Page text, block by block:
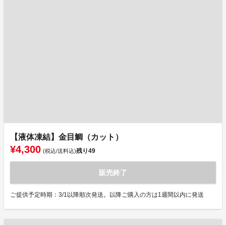
【液体凍結】金目鯛（カット）
¥4,300 (税込/送料込)残り49
販売終了
ご提供予定時期：3/1以降順次発送。以降ご購入の方は1週間以内に発送